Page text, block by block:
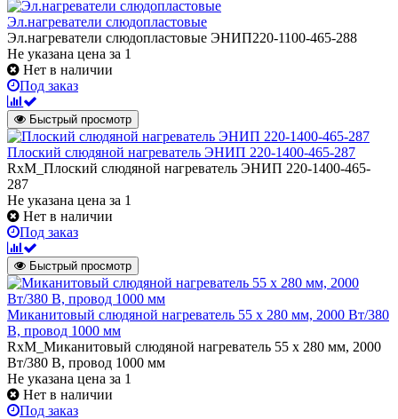
Эл.нагреватели слюдопластовые
Эл.нагреватели слюдопластовые ЭНИП220-1100-465-288
Не указана цена за 1
Нет в наличии
Под заказ
Быстрый просмотр
Плоский слюдяной нагреватель ЭНИП 220-1400-465-287
RxM_Плоский слюдяной нагреватель ЭНИП 220-1400-465-
287
Не указана цена за 1
Нет в наличии
Под заказ
Быстрый просмотр
Миканитовый слюдяной нагреватель 55 х 280 мм, 2000 Вт/380
В, провод 1000 мм
RxM_Миканитовый слюдяной нагреватель 55 х 280 мм, 2000
Вт/380 В, провод 1000 мм
Не указана цена за 1
Нет в наличии
Под заказ